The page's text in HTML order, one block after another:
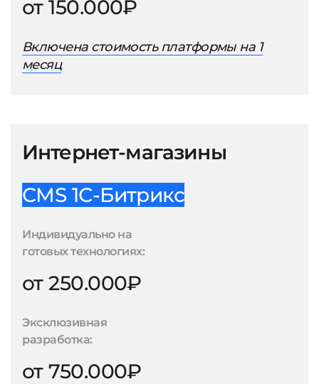
от 150.000₽
Включена стоимость платформы на 1
месяц
Интернет-магазины
CMS 1С-Битрикс
Индивидуально на
готовых технологиях:
от 250.000₽
Эксклюзивная
разработка:
от 750.000₽